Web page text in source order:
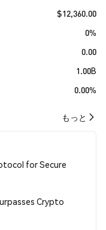
$12,360.00
0%
0.00
1.00B
0.00%
もっと
for Secure
Crypto